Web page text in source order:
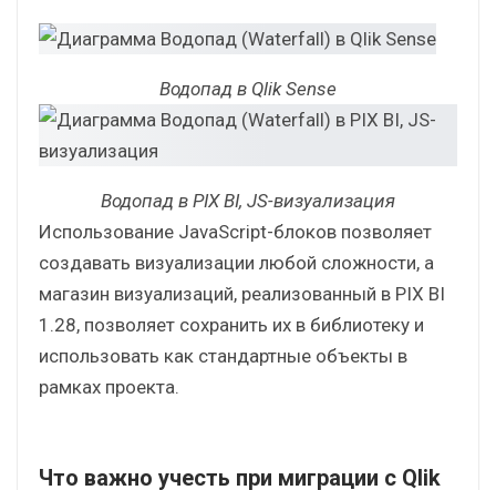
демонстрирующей структуру расходов.
помощью JS-блоков, при этом в привычном
виде сохранены широкие столбцы и легенда.
Водопад в Qlik Sense
Водопад в PIX BI, JS-визуализация
магазин визуализаций, реализованный в PIX BI